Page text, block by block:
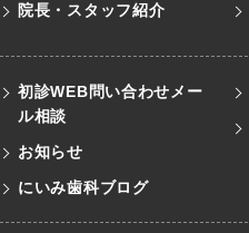
院長・スタッフ紹介
初診WEB問い合わせメー
ル相談
お知らせ
にいみ歯科ブログ